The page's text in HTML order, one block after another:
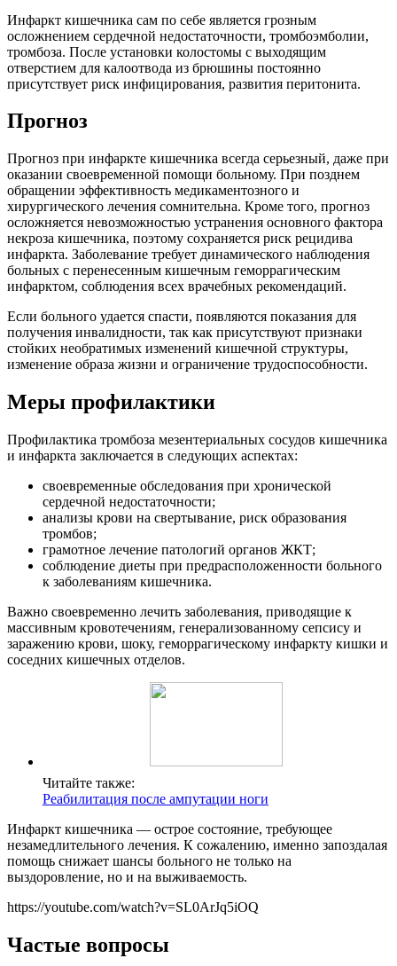
Инфаркт кишечника сам по себе является грозным
осложнением сердечной недостаточности, тромбоэмболии,
тромбоза. После установки колостомы с выходящим
отверстием для калоотвода из брюшины постоянно
присутствует риск инфицирования, развития перитонита.
Прогноз
Прогноз при инфаркте кишечника всегда серьезный, даже при
оказании своевременной помощи больному. При позднем
обращении эффективность медикаментозного и
хирургического лечения сомнительна. Кроме того, прогноз
осложняется невозможностью устранения основного фактора
некроза кишечника, поэтому сохраняется риск рецидива
инфаркта. Заболевание требует динамического наблюдения
больных с перенесенным кишечным геморрагическим
инфарктом, соблюдения всех врачебных рекомендаций.
Если больного удается спасти, появляются показания для
получения инвалидности, так как присутствуют признаки
стойких необратимых изменений кишечной структуры,
изменение образа жизни и ограничение трудоспособности.
Меры профилактики
Профилактика тромбоза мезентериальных сосудов кишечника
и инфаркта заключается в следующих аспектах:
своевременные обследования при хронической
сердечной недостаточности;
анализы крови на свертывание, риск образования
тромбов;
грамотное лечение патологий органов ЖКТ;
соблюдение диеты при предрасположенности больного
к заболеваниям кишечника.
Важно своевременно лечить заболевания, приводящие к
массивным кровотечениям, генерализованному сепсису и
заражению крови, шоку, геморрагическому инфаркту кишки и
соседних кишечных отделов.
Читайте также:
Реабилитация после ампутации ноги
Инфаркт кишечника — острое состояние, требующее
незамедлительного лечения. К сожалению, именно запоздалая
помощь снижает шансы больного не только на
выздоровление, но и на выживаемость.
https://youtube.com/watch?v=SL0ArJq5iOQ
Частые вопросы